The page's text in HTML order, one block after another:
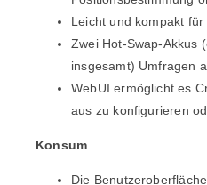
Leicht und kompakt
Zwei Hot-Swap-Akkus
insgesamt) Umfragen
WebUI ermöglicht es
aus zu konfigurieren
Konsum
Die